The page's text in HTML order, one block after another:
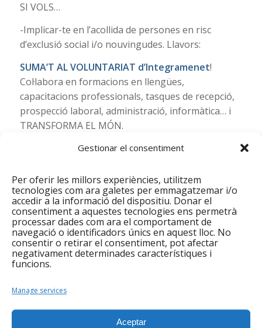
Gestionar el consentiment
Per oferir les millors experiències, utilitzem
tecnologies com ara galetes per emmagatzemar i/o
accedir a la informació del dispositiu. Donar el
consentiment a aquestes tecnologies ens permetrà
processar dades com ara el comportament de
navegació o identificadors únics en aquest lloc. No
consentir o retirar el consentiment, pot afectar
negativament determinades característiques i
funcions.
Manage services
Aceptar
SI VOLS…
-Implicar-te en l’acollida de persones en risc
d’exclusió social i/o nouvingudes. Llavors:
SUMA’T AL VOLUNTARIAT d’Integramenet!
Col·labora en formacions en llengües,
capacitacions professionals, tasques de recepció,
prospecció laboral, administració, informàtica… i
TRANSFORMA EL MÓN.
Accedeix aquí.
formació i gestió del voluntariat de la Fundació
Privada Integramenet, d’Integramenet.
Amb el suport de: